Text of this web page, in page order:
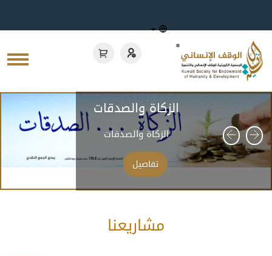
الزكاة والصدقات
الزكاة والصدقات
تفاصيل
مشاريعنا